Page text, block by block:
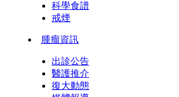
科學食譜
戒煙
腫瘤資訊
出診公告
醫護推介
復大動態